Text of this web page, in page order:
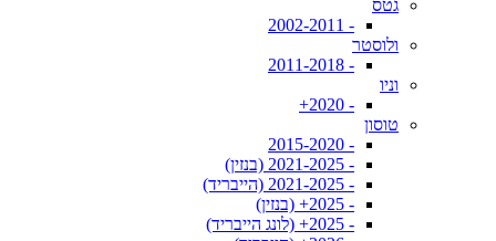
גטס
- 2002-2011
ולוסטר
- 2011-2018
וניו
- 2020+
טוסון
- 2015-2020
- 2021-2025 (בנזין)
- 2021-2025 (הייבריד)
- 2025+ (בנזין)
- 2025+ (לונג הייבריד)